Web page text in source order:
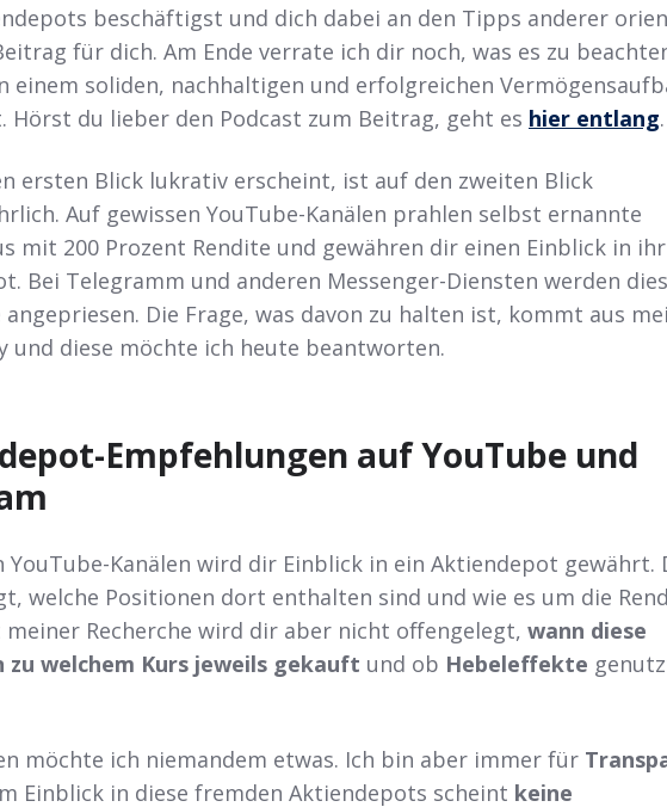
beschäftigst und dich dabei an den Tipps anderer
für dich. Am Ende verrate ich dir noch, was es zu
einem soliden, nachhaltigen und erfolgreichen
Hörst du lieber den Podcast zum Beitrag, geht es hier entlang.
ersten Blick lukrativ erscheint, ist auf den zweiten Blick
Auf gewissen YouTube-Kanälen prahlen selbst ernannte
mit 200 Prozent Rendite und gewähren dir einen Einblick in ihr
Bei Telegramm und anderen Messenger-Diensten werden
angepriesen. Die Frage, was davon zu halten ist, kommt aus
und diese möchte ich heute beantworten.
Empfehlungen auf YouTube und
YouTube-Kanälen wird dir Einblick in ein Aktiendepot gewährt.
welche Positionen dort enthalten sind und wie es um die
Recherche wird dir aber nicht offengelegt, wann diese
zu welchem Kurs jeweils gekauft und ob Hebeleffekte
möchte ich niemandem etwas. Ich bin aber immer für
Einblick in diese fremden Aktiendepots scheint keine